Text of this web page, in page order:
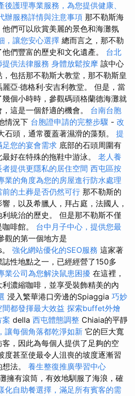
後護理專業服務，為您提供健康、
辦服務詳情與注意事項 那不勒斯海
們可以欣賞美麗的景色和海灘氛
，讓您安心選擇 總而言之，那不勒
們豐富的歷史和文化遺產。 台北
供法律服務 身體放鬆按摩 該中心
包括那不勒斯大教堂，那不勒斯皇
亞·德格利·安吉利教堂。 但是，當
個小時時，參觀碼頭格蘭德海灘就
這是一個舒適的機會。 台南台胞
情況下 台胞證申請的完整步驟 - 改
石頭，通常覆蓋著濕滑的藻類。 提
您的宴會需求 底部的石頭周圍有
好在特殊的拖鞋中游泳。 老人養
提供更隱私的居住空間 西屯區按
業的角度為您的房屋進行防水處理
的土葬是否仍然可行 那不勒斯的
，以及希臘人，拜占庭，法國人，
統治的歷史。 但是那不勒斯不僅
啡館。 台中月子中心，提供您最
觀的第一個地方是
強化網站優化的SEO服務 這家著
性地點之一，已經經營了150多
業公司為您解決鼠患困擾 在這裡，
濃縮咖啡，並享受裝飾精美的內
浸入繁華港口旁邊的Spiaggia 巧妙
都發揮最大效益 探索buffet外燴
案 della 西屯體態調整 Chiaia的平靜
讓每個角落都乾淨如新 它的巨大寬
，因此為每個人提供了足夠的空
度甚至使最令人沮喪的坡度逐漸習
法。 養生整復推廣學習中心
擁有滾筒，有效地馴服了海浪，確
化自助餐選擇，滿足所有賓客的需